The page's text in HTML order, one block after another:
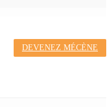
DEVENEZ MÉCÈNE